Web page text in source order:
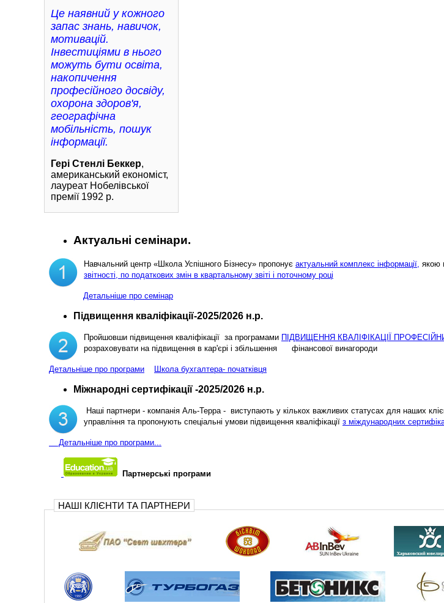
Це наявний у кожного
запас знань, навичок,
мотивацій.
Інвестиціями в нього
можуть бути освіта,
накопичення
професійного досвіду,
охорона здоров'я,
географічна
мобільність, пошук
інформації.
Гері Стенлі Беккер,
американський економіст,
лауреат Нобелівської
премії 1992 р.
Актуальні семінари.
Навчальний центр «Школа Успішного Бізнесу» пропонує актуальний комплекс інформації, якою
звітності, по податкових змін в квартальному звіті і поточному році
Детальніше про семінар
Підвищення кваліфікації-2025/2026 н.р.
Пройшовши підвищення кваліфікації за програмами ПІДВИЩЕННЯ КВАЛІФІКАЦІЇ
розраховувати на підвищення в кар'єрі і збільшення фінансової винагороди
Детальніше про програми Школа бухгалтера- початківця
Міжнародні сертифікації -2025/2026 н.р.
Наші партнери - компанія Аль-Терра - виступають у кількох важливих статусах для наших
управління та пропонують спеціальні умови підвищення кваліфікації з міждународних
Детальніше про програми...
Партнерські програми
НАШІ КЛІЄНТИ ТА ПАРТНЕРИ